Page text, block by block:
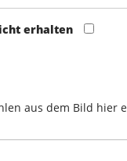
erhalten
aus dem Bild hier